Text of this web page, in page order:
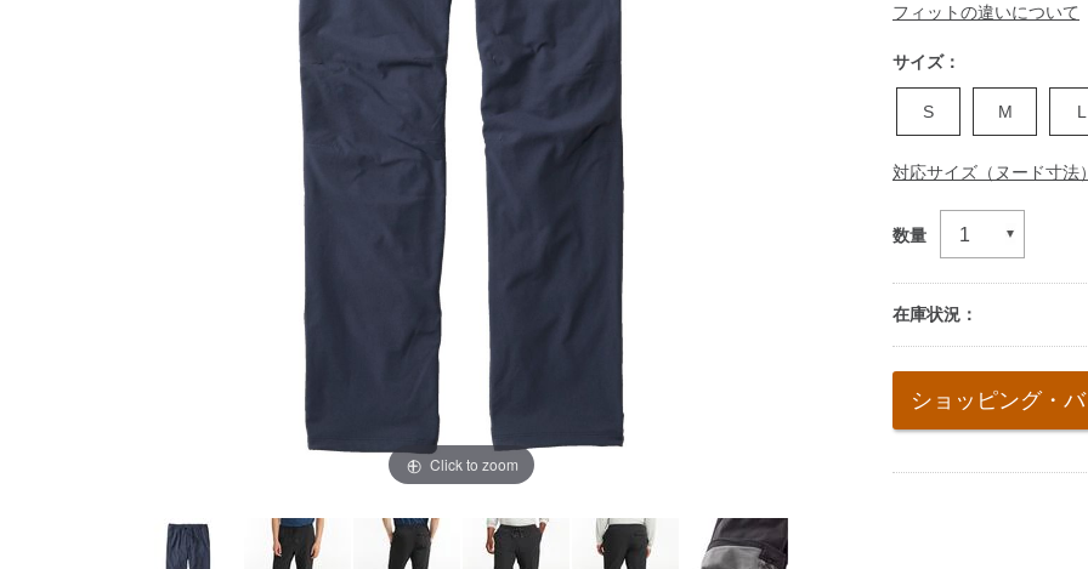
Click to zoom
フィットの違いについて
サイズ：
S M L
対応サイズ（ヌード寸法）
数量
在庫状況：
cart
options
ショッピング・